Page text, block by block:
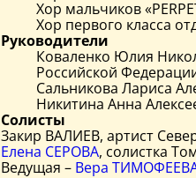
Хор мальчиков
Хор первого класса
Руководители
Коваленко Юлия
Российской
Сальникова Лариса
Никитина Анна
Солисты
Закир ВАЛИЕВ, артист
Елена СЕРОВА, солистка
Ведущая – Вера